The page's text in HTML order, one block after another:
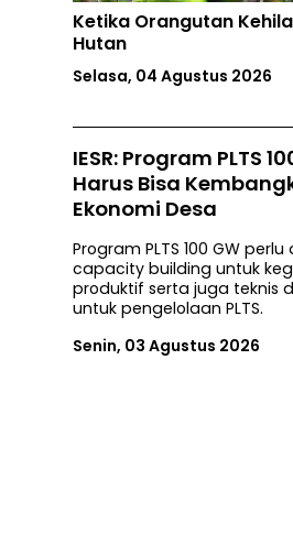
Walhi Kritik Putusan
Soal Gugatan Intervensi
Selasa, 04 Agustus 2026
IESR: Program PLTS
Harus Bisa
Ekonomi Desa
Program PLTS 100 GW perlu
capacity building untuk
produktif serta juga teknis
untuk pengelolaan PLTS.
Senin, 03 Agustus 2026